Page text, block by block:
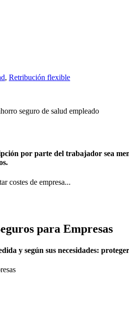
, Retribución flexible
por parte del trabajador sea
costes de empresa...
para Empresas
y según sus necesidades: